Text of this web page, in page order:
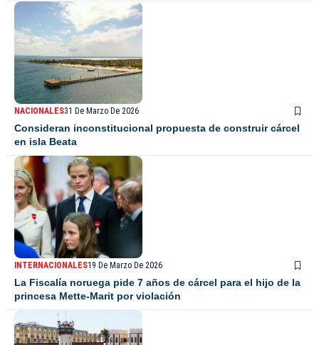
NACIONALES31 De Marzo De 2026
Consideran inconstitucional propuesta de construir cárcel
en isla Beata
INTERNACIONALES19 De Marzo De 2026
La Fiscalía noruega pide 7 años de cárcel para el hijo de la
princesa Mette-Marit por violación